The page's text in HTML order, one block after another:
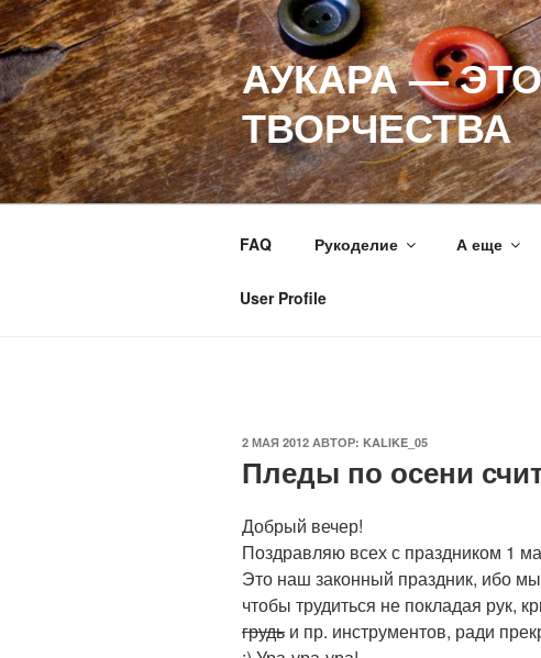
Перейти
к
содержимому
АУКАРА —
ТВОРЧЕСТВА
FAQ Рукоделие А еще
User Profile
ОПУБЛИКОВАНО
2 МАЯ 2012 АВТОР: KALIKE_05
Пледы по осени
Добрый вечер!
Поздравляю всех с праздником 1
Это наш законный праздник, ибо
чтобы трудиться не покладая рук,
грудь и пр. инструментов, ради